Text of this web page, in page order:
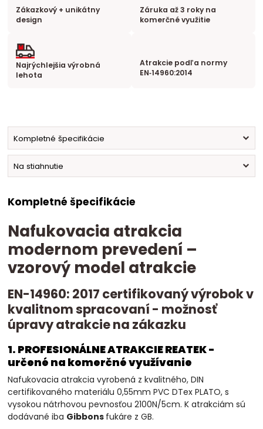
Zákazkový + unikátny
design
Záruka až 3 roky na
komerčné využitie
Najrýchlejšia výrobná
lehota
Atrakcie podľa normy
EN‑14960:2014
Kompletné špecifikácie
Na stiahnutie
Kompletné špecifikácie
Nafukovacia atrakcia
modernom prevedení –
vzorový model atrakcie
EN-14960: 2017 certifikovaný výrobok v
kvalitnom spracovaní - možnosť
úpravy atrakcie na zákazku
1. PROFESIONÁLNE ATRAKCIE REATEK -
určené na komerčné využívanie
Nafukovacia atrakcia vyrobená z kvalitného, DIN
certifikovaného materiálu 0,55mm PVC DTex PLATO, s
vysokou nátrhovou pevnosťou 2100N/5cm. K atrakciám sú
dodávané iba Gibbons fukáre z GB.